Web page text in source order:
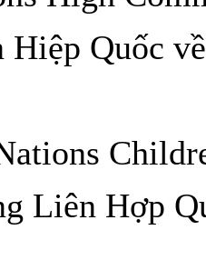
Hiệp Quốc
Liên Hợp